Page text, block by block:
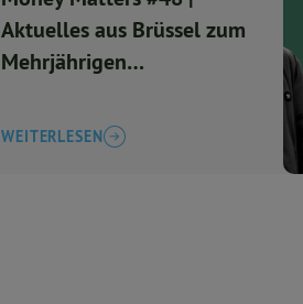
Aktuelles aus Brüssel zum
Mehrjährigen
WEITERLESEN